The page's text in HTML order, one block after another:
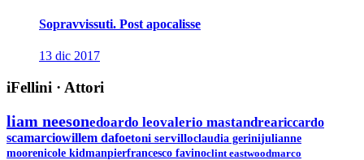
Sopravvissuti. Post apocalisse
13 dic 2017
iFellini · Attori
liam neesonedoardo leovalerio mastandreariccardo
scamarciowillem dafoetoni servilloclaudia gerinijulianne
moorenicole kidmanpierfrancesco favinoclint eastwoodmarco